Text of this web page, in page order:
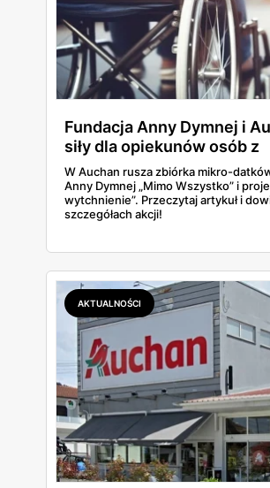
artykułów między sklepowymi
Zakupy w Auchan na
Dzięki współpracy marki
możesz cieszyć się wygodnymi
również żywność sprzedawaną
Auchan na Allegro nie stanowi
Fundacja Anny Dymnej i
siły dla opiekunów osób z
niepełnosprawnością!
W Auchan rusza zbiórka mikro-
Anny Dymnej „Mimo Wszystko” i
wytchnienie”. Przeczytaj artykuł i
szczegółach akcji!
AKTUALNOŚCI